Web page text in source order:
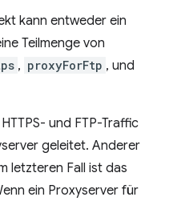
kann entweder ein
Teilmenge von
, proxyForFtp , und
und FTP-Traffic
geleitet. Anderer
letzteren Fall ist das
ein Proxyserver für